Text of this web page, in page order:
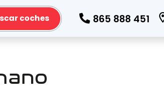
coches 865 888 451
Todos los filtros